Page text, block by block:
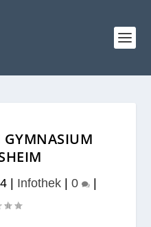
GYMNASIUM
| Infothek| 0 |